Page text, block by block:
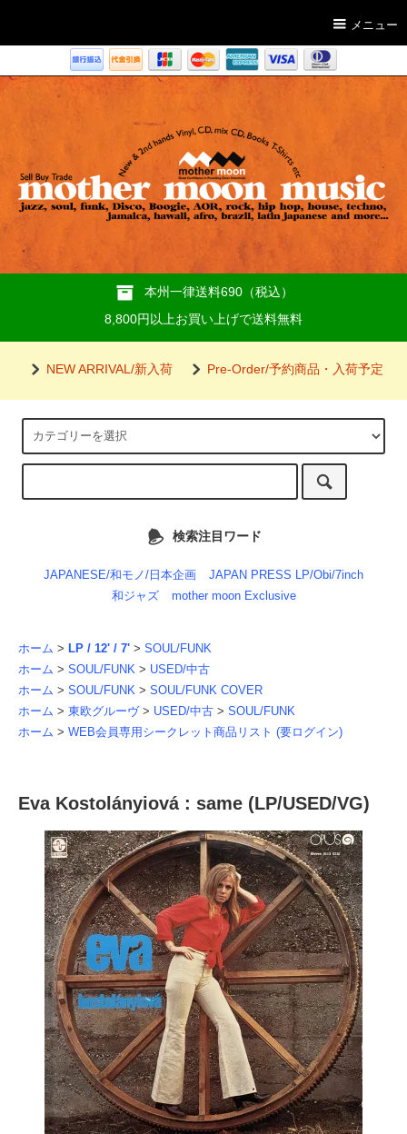
メニュー
本州一律送料690（税込）
8,800円以上お買い上げで送料無料
NEW ARRIVAL/新入荷 Pre-Order/予約商品・入荷予定
検索注目ワード
JAPANESE/和モノ/日本企画
JAPAN PRESS LP/Obi/7inch
和ジャズ
mother moon Exclusive
ホーム > LP / 12' / 7' > SOUL/FUNK
ホーム > SOUL/FUNK > USED/中古
ホーム > SOUL/FUNK > SOUL/FUNK COVER
ホーム > 東欧グルーヴ > USED/中古 > SOUL/FUNK
ホーム > WEB会員専用シークレット商品リスト (要ログイン)
Eva Kostolányiová : same (LP/USED/VG)